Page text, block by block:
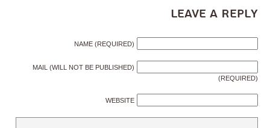
Leave a Reply
NAME (REQUIRED)
MAIL (WILL NOT BE PUBLISHED)
(REQUIRED)
WEBSITE